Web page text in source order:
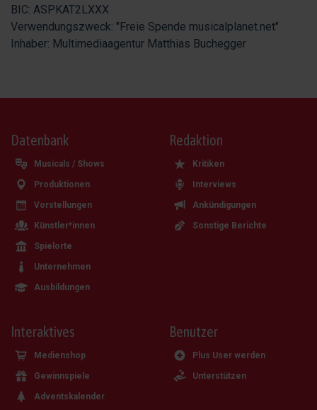
BIC: ASPKAT2LXXX
Verwendungszweck: "Freie Spende musicalplanet.net"
Inhaber: Multimediaagentur Matthias Buchegger
Datenbank
Musicals / Shows
Produktionen
Vorstellungen
Künstler*innen
Spielorte
Unternehmen
Ausbildungen
Redaktion
Kritiken
Interviews
Ankündigungen
Sonstige Berichte
Interaktives
Medienshop
Gewinnspiele
Adventskalender
Benutzer
Plus User werden
Unterstützen